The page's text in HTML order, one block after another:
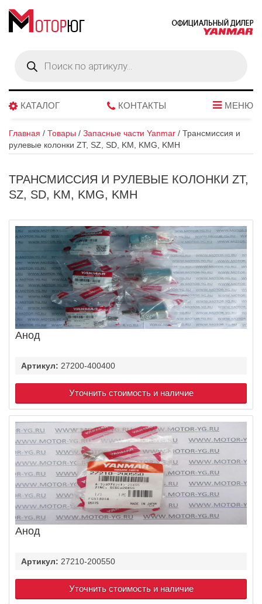
товаров
КАТАЛОГ КОНТАКТЫ МЕНЮ
Главная / Товары / Запасные части Yanmar / Трансмиссия и
рулевые колонки ZT, SZ, SD, KM, KMG, KMH
ТРАНСМИССИЯ И РУЛЕВЫЕ КОЛОНКИ ZT,
SZ, SD, KM, KMG, KMH
Анод
Артикул: 27200-400400
Уточнить стоимость и наличие
Анод
Артикул: 27210-200550
Уточнить стоимость и наличие